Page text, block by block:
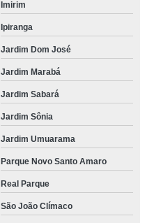
Imirim
Ipiranga
Jardim Dom José
Jardim Marabá
Jardim Sabará
Jardim Sônia
Jardim Umuarama
Parque Novo Santo Amaro
Real Parque
São João Clímaco